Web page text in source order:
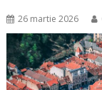
26 martie 2026